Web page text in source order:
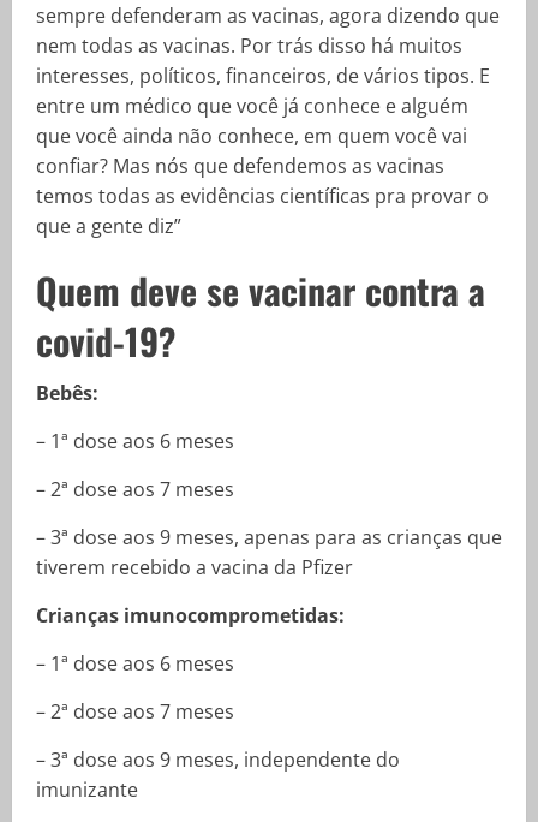
sempre defenderam as vacinas, agora dizendo que
nem todas as vacinas. Por trás disso há muitos
interesses, políticos, financeiros, de vários tipos. E
entre um médico que você já conhece e alguém
que você ainda não conhece, em quem você vai
confiar? Mas nós que defendemos as vacinas
temos todas as evidências científicas pra provar o
que a gente diz”
Quem deve se vacinar contra a
covid-19?
Bebês:
– 1ª dose aos 6 meses
– 2ª dose aos 7 meses
– 3ª dose aos 9 meses, apenas para as crianças que
tiverem recebido a vacina da Pfizer
Crianças imunocomprometidas:
– 1ª dose aos 6 meses
– 2ª dose aos 7 meses
– 3ª dose aos 9 meses, independente do
imunizante